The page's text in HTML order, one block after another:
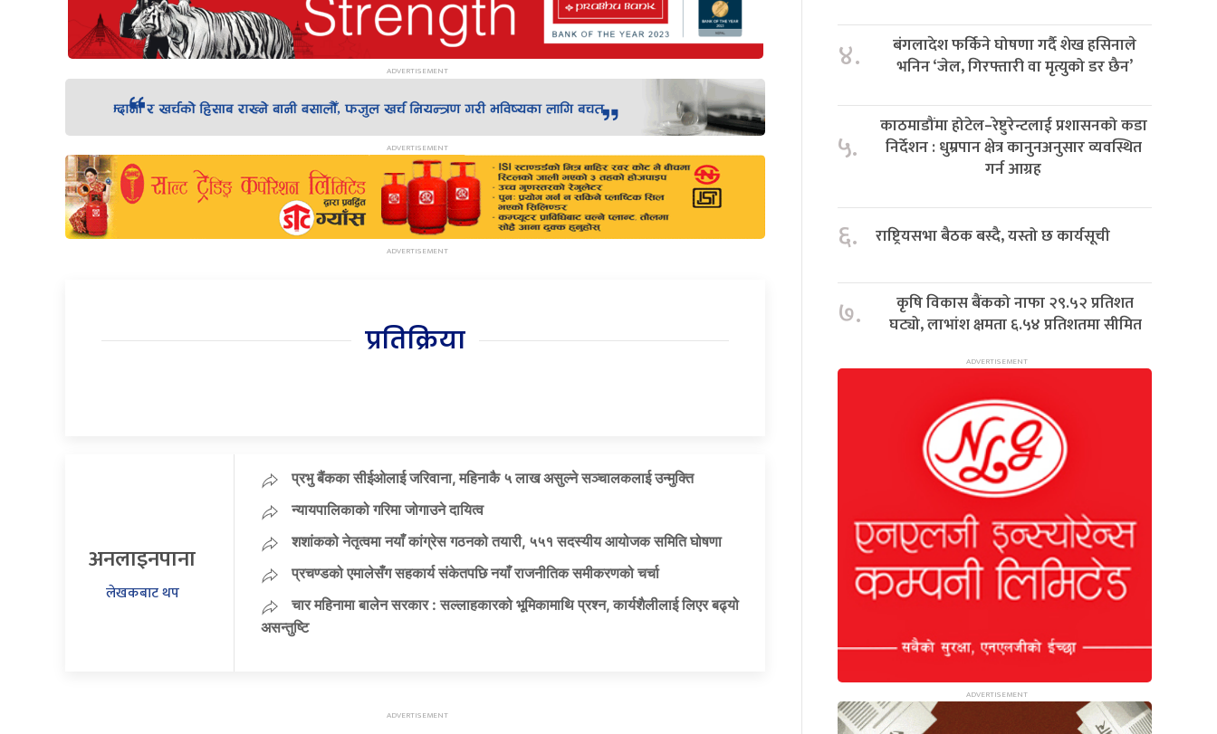
प्रतिक्रिया
अनलाइनपाना
लेखकबाट थप
प्रभु बैंकका सीईओलाई जरिवाना, महिनाकै ५ लाख असुल्ने सञ्चालकलाई उन्मुक्ति
न्यायपालिकाको गरिमा जोगाउने दायित्व
शशांकको नेतृत्वमा नयाँ कांग्रेस गठनको तयारी, ५५१ सदस्यीय आयोजक समिति घोषणा
प्रचण्डको एमालेसँग सहकार्य संकेतपछि नयाँ राजनीतिक समीकरणको चर्चा
चार महिनामा बालेन सरकार : सल्लाहकारको भूमिकामाथि प्रश्न, कार्यशैलीलाई लिएर बढ्यो
असन्तुष्टि
४.
बंगलादेश फर्किने घोषणा गर्दै शेख हसिनाले
भनिन ‘जेल, गिरफ्तारी वा मृत्युको डर छैन’
५.
काठमाडौंमा होटेल–रेष्टुरेन्टलाई प्रशासनको कडा
निर्देशन : धुम्रपान क्षेत्र कानुनअनुसार व्यवस्थित
गर्न आग्रह
६. राष्ट्रियसभा बैठक बस्दै, यस्तो छ कार्यसूची
७.
कृषि विकास बैंकको नाफा २९.५२ प्रतिशत
घट्यो, लाभांश क्षमता ६.५४ प्रतिशतमा सीमित